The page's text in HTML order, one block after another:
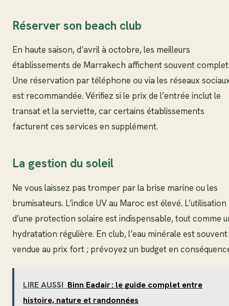
Réserver son beach club
En haute saison, d’avril à octobre, les meilleurs
établissements de Marrakech affichent souvent
Une réservation par téléphone ou via les réseaux
est recommandée. Vérifiez si le prix de l’entrée inclut le
transat et la serviette, car certains établissements
facturent ces services en supplément.
La gestion du soleil
Ne vous laissez pas tromper par la brise marine ou les
brumisateurs. L’indice UV au Maroc est élevé. L’utilisation
d’une protection solaire est indispensable, tout comme
hydratation régulière. En club, l’eau minérale est souvent
vendue au prix fort ; prévoyez un budget en
LIRE AUSSI Binn Eadair : le guide complet entre
histoire, nature et randonnées